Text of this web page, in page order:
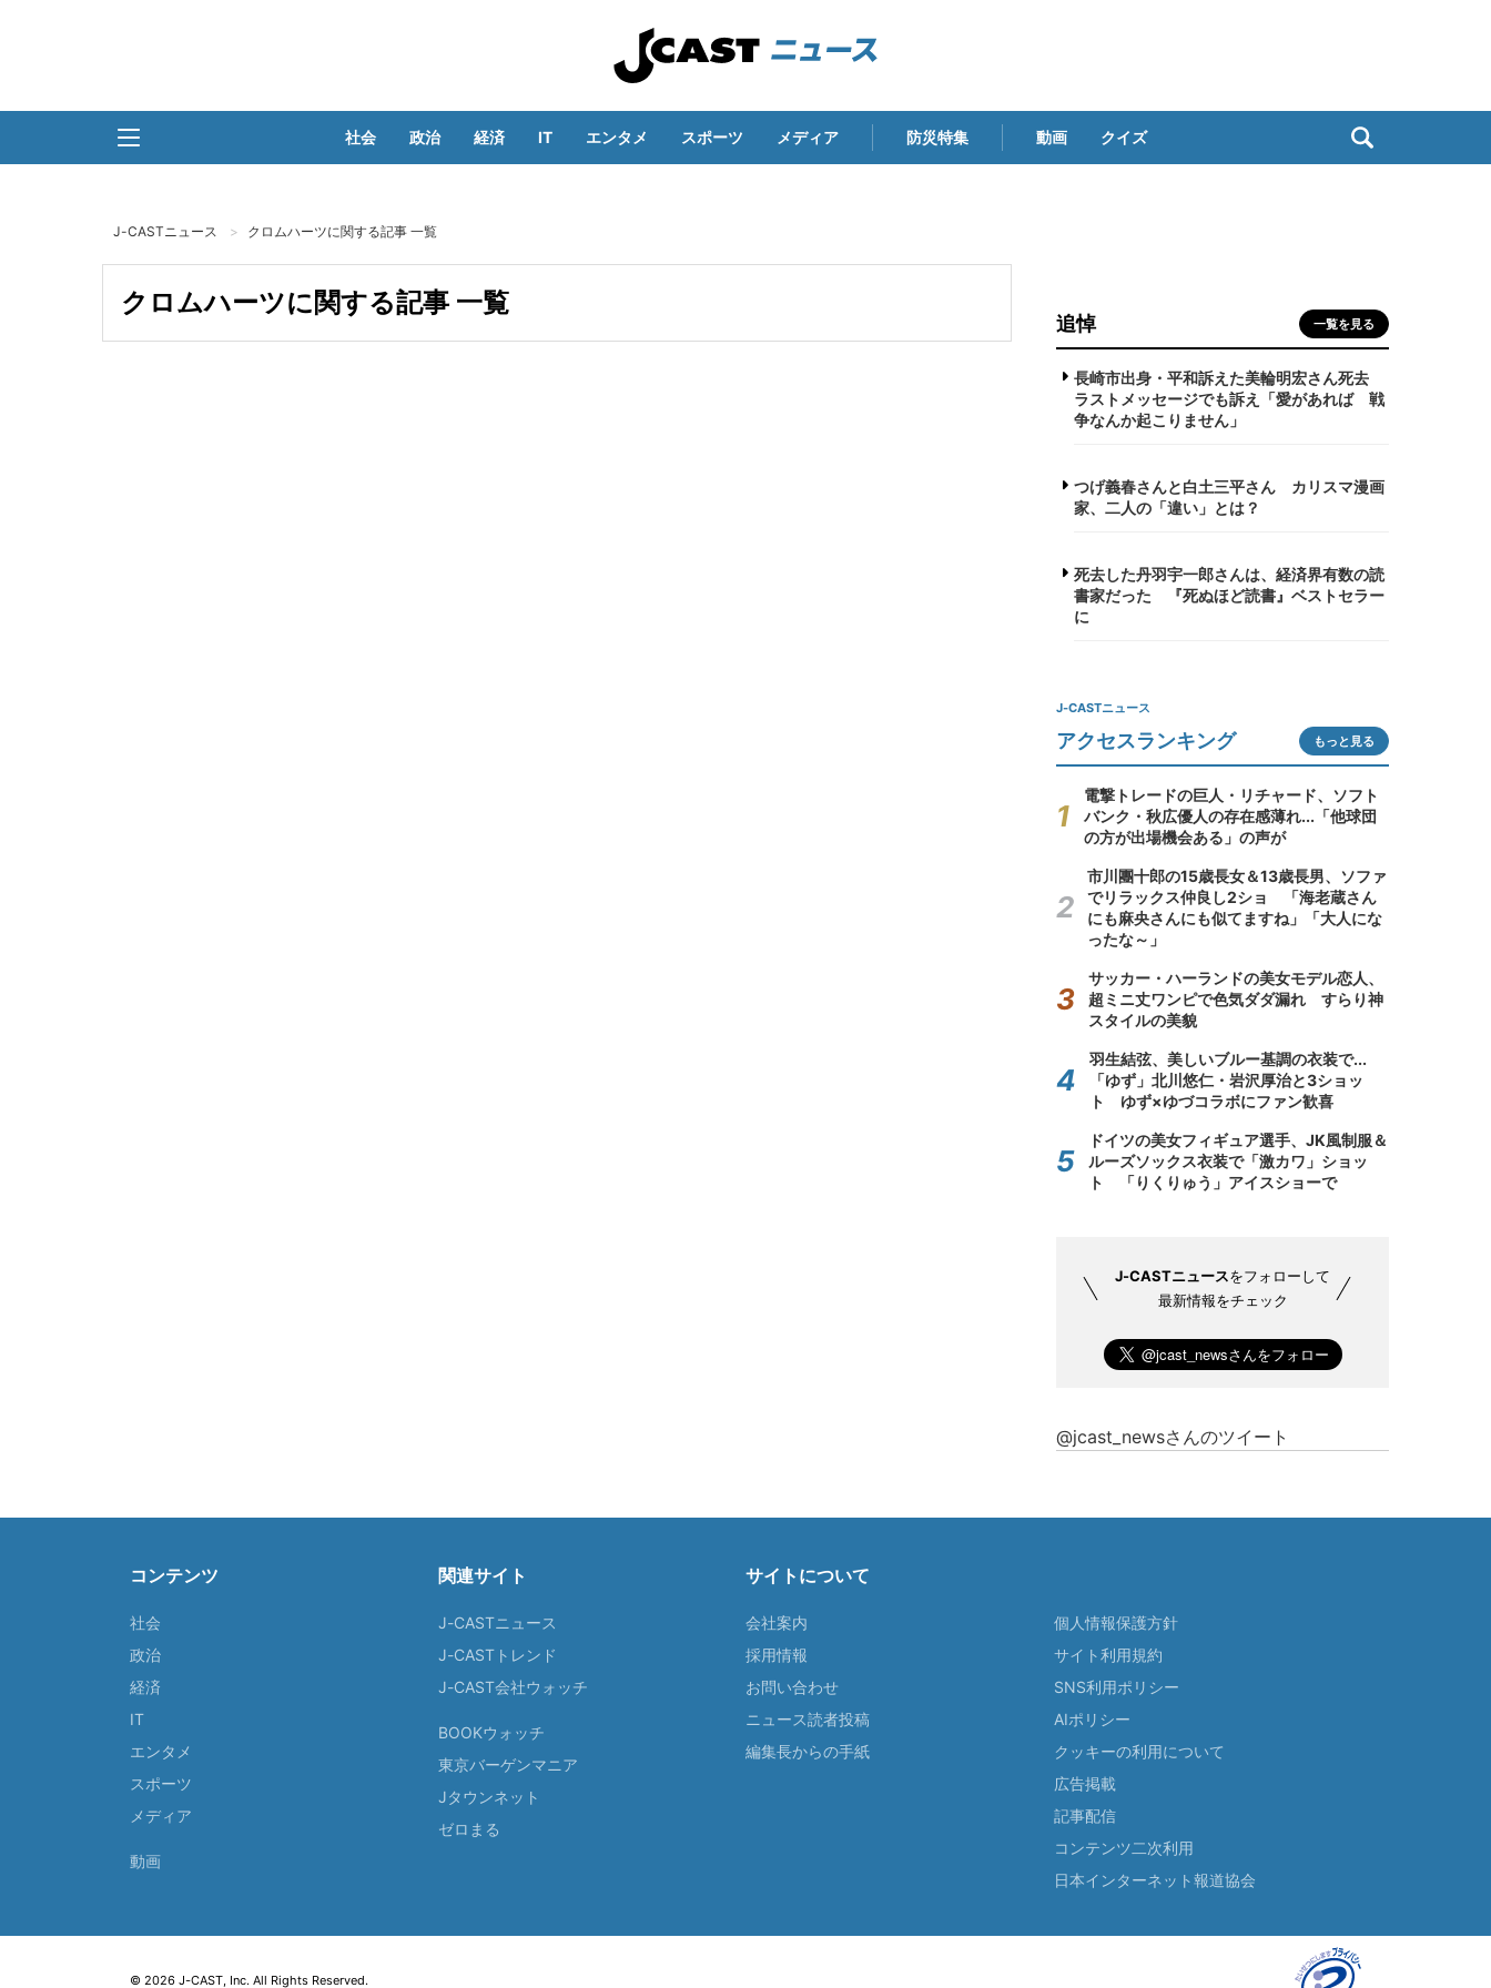
社会 政治 経済 IT エンタメ スポーツ メディア 防災特集 動画 クイズ
J-CASTニュース クロムハーツに関する記事 一覧
クロムハーツに関する記事 一覧
追悼 一覧を見る
長崎市出身・平和訴えた美輪明宏さん死去
ラストメッセージでも訴え「愛があれば 戦
争なんか起こりません」
つげ義春さんと白土三平さん カリスマ漫画
家、二人の「違い」とは？
死去した丹羽宇一郎さんは、経済界有数の読
書家だった 『死ぬほど読書』ベストセラー
に
J-CASTニュース
アクセスランキング もっと見る
電撃トレードの巨人・リチャード、ソフト
バンク・秋広優人の存在感薄れ...「他球団
の方が出場機会ある」の声が
市川團十郎の15歳長女＆13歳長男、ソファ
でリラックス仲良し2ショ 「海老蔵さん
にも麻央さんにも似てますね」「大人にな
ったな～」
サッカー・ハーランドの美女モデル恋人、
超ミニ丈ワンピで色気ダダ漏れ すらり神
スタイルの美貌
羽生結弦、美しいブルー基調の衣装で...
「ゆず」北川悠仁・岩沢厚治と3ショッ
ト ゆず×ゆづコラボにファン歓喜
ドイツの美女フィギュア選手、JK風制服＆
ルーズソックス衣装で「激カワ」ショッ
ト 「りくりゅう」アイスショーで
J-CASTニュースをフォローして
最新情報をチェック
@jcast_newsさんのツイート
コンテンツ
社会
政治
経済
IT
エンタメ
スポーツ
メディア
動画
関連サイト
J-CASTニュース
J-CASTトレンド
J-CAST会社ウォッチ
BOOKウォッチ
東京バーゲンマニア
Jタウンネット
ゼロまる
サイトについて
会社案内
採用情報
お問い合わせ
ニュース読者投稿
編集長からの手紙
個人情報保護方針
サイト利用規約
SNS利用ポリシー
AIポリシー
クッキーの利用について
広告掲載
記事配信
コンテンツ二次利用
日本インターネット報道協会
© 2026 J-CAST, Inc. All Rights Reserved.